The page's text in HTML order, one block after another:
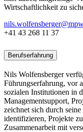
Wirtschaftlichkeit zu
+41 43 268 11 37
Berufserfahrung
Nils Wolfensberger
Führungserfahrung, vor
sozialen Institutionen in
Managementsupport,
zeichnet sich durch
identifizieren, Projekte
Zusammenarbeit mit